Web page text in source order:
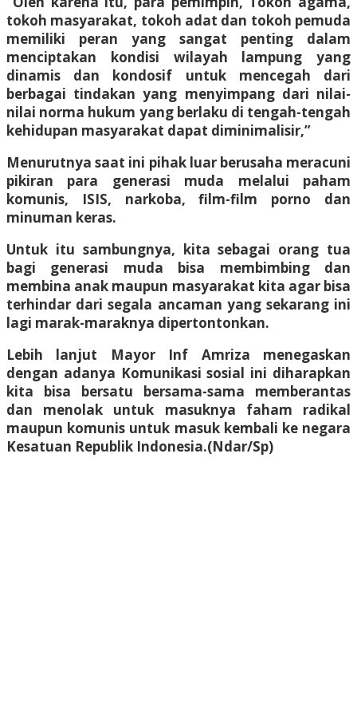
tokoh masyarakat, tokoh adat dan tokoh pemuda
memiliki peran yang sangat penting dalam
menciptakan kondisi wilayah lampung yang
dinamis dan kondosif untuk mencegah dari
berbagai tindakan yang menyimpang dari nilai-
nilai norma hukum yang berlaku di tengah-tengah
kehidupan masyarakat dapat diminimalisir,”
Menurutnya saat ini pihak luar berusaha meracuni
pikiran para generasi muda melalui paham
komunis, ISIS, narkoba, film-film porno dan
minuman keras.
Untuk itu sambungnya, kita sebagai orang tua
bagi generasi muda bisa membimbing dan
membina anak maupun masyarakat kita agar bisa
terhindar dari segala ancaman yang sekarang ini
lagi marak-maraknya dipertontonkan.
Lebih lanjut Mayor Inf Amriza menegaskan
dengan adanya Komunikasi sosial ini diharapkan
kita bisa bersatu bersama-sama memberantas
dan menolak untuk masuknya faham radikal
maupun komunis untuk masuk kembali ke negara
Kesatuan Republik Indonesia.(Ndar/Sp)